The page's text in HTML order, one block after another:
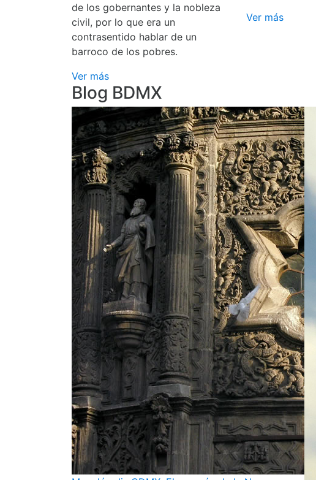
de los gobernantes y la nobleza
civil, por lo que era un
contrasentido hablar de un
barroco de los pobres.
Ver más
Ver más
Blog BDMX